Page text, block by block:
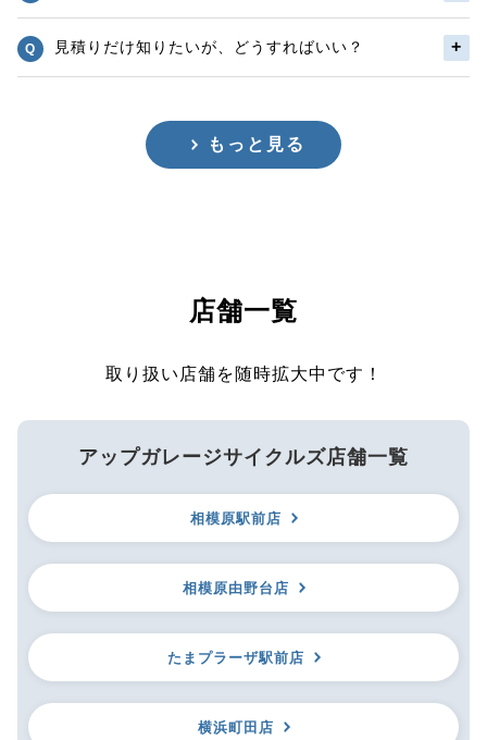
見積りだけ知りたいが、どうすればいい？
もっと見る
店舗一覧
取り扱い店舗を随時拡大中です！
アップガレージサイクルズ店舗一覧
相模原駅前店
相模原由野台店
たまプラーザ駅前店
横浜町田店